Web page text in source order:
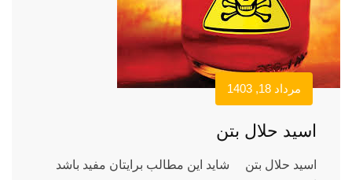
مرداد 18, 1403
اسید حلال بتن
اسید حلال بتن شاید این مطالب برایتان مفید باشد